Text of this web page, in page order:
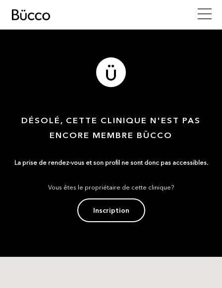
DÉSOLÉ, CETTE CLINIQUE N'EST PAS
ENCORE MEMBRE BÜCCO
La prise de rendez-vous et son profil ne sont donc pas accessibles.
Vous êtes le propriétaire de cette clinique?
Inscription